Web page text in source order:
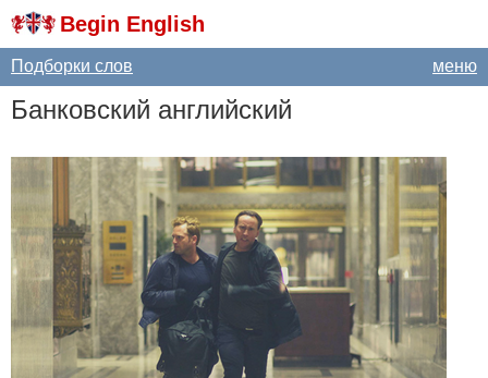
Begin English
меню
Подборки слов
Банковский английский